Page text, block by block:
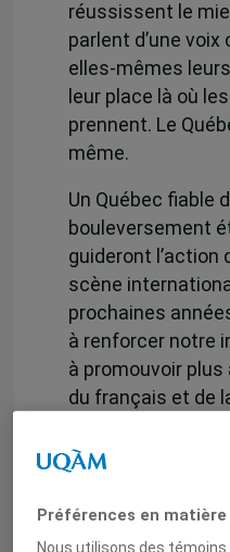
réussissent le
parlent d’une
elles-mêmes
leur place là où
prennent. Le
même.
Un Québec fiable
bouleversement
guideront l’action
scène
prochaines
à renforcer notre
à promouvoir
du français et de
thèmes cruciaux,
l’intelligence
rapport de force
Préférences en
Nous utilisons des